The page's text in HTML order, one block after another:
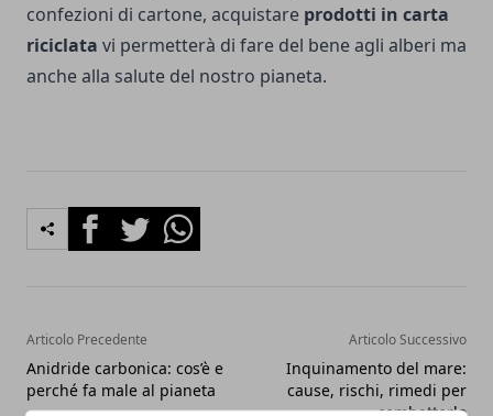
confezioni di cartone, acquistare prodotti in carta
riciclata vi permetterà di fare del bene agli alberi ma
anche alla salute del nostro pianeta.
FacebookTwitterWhatsapp
Articolo Precedente
Anidride carbonica: cos’è e
perché fa male al pianeta
Articolo Successivo
Inquinamento del mare:
cause, rischi, rimedi per